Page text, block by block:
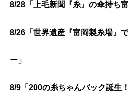
8/28「上毛新聞『糸』の傘持ち
8/26「世界遺産『富岡製糸場』
ー」
8/9「200の糸ちゃんバック誕生！